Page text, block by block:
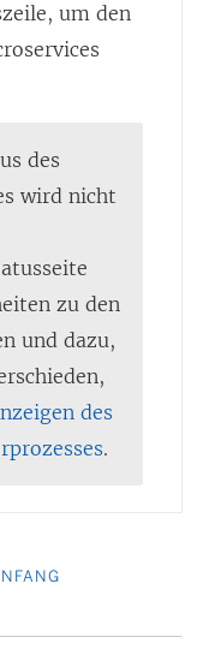
um den
des
wird nicht
zu den
und dazu,
des
.